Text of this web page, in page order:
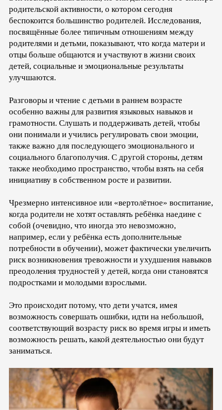
родительской активности, о котором сегодня
беспокоится большинство родителей. Исследования,
посвящённые более типичным отношениям между
родителями и детьми, показывают, что когда матери и
отцы больше общаются и участвуют в жизни своих
детей, социальные и эмоциональные результаты
улучшаются.
Разговоры и чтение с детьми в раннем возрасте
особенно важны для развития языковых навыков и
грамотности. Слушать и поддерживать детей, чтобы
они понимали и учились регулировать свои эмоции,
также важно для последующего эмоционального и
социального благополучия. С другой стороны, детям
также необходимо пространство, чтобы взять на себя
инициативу в собственном росте и развитии.
Чрезмерно интенсивное или «вертолётное» воспитание,
когда родители не хотят оставлять ребёнка наедине с
собой (очевидно, что иногда это невозможно,
например, если у ребёнка есть дополнительные
потребности в обучении), может фактически увеличить
риск возникновения тревожности и ухудшения навыков
преодоления трудностей у детей, когда они становятся
подростками и молодыми взрослыми.
Это происходит потому, что дети учатся, имея
возможность совершать ошибки, идти на небольшой,
соответствующий возрасту риск во время игры и иметь
возможность решать, какой деятельностью они будут
заниматься.